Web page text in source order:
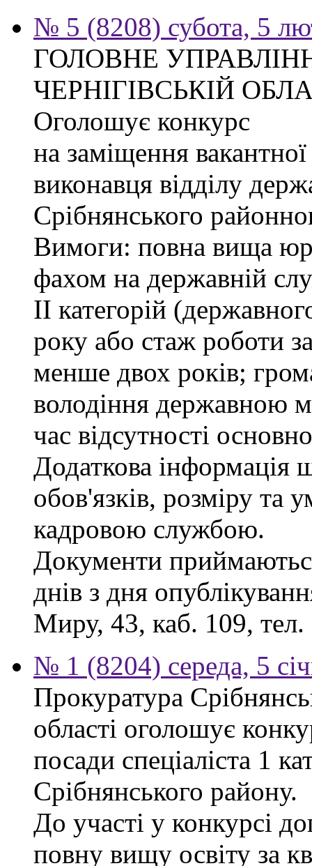
№ 5 (8208) субота, 5
ГОЛОВНЕ
ЧЕРНІГІВСЬКІЙ
Оголошує конкурс
на заміщення
виконавця відділу
Срібнянського
Вимоги: повна вища
фахом на державній
ІІ категорій
року або стаж роботи
менше двох років;
володіння державною
час відсутності
Додаткова інформація
обов'язків, розміру та
кадровою службою.
Документи
днів з дня
Миру, 43, каб. 109,
№ 1 (8204) середа, 5
Прокуратура
області оголошує
посади спеціаліста 1
Срібнянського району.
До участі у конкурсі
повну вищу освіту за